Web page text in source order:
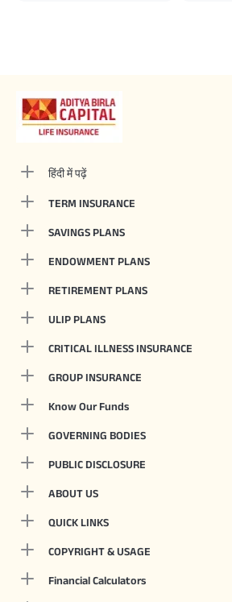
हिंदी में पढ़ें
TERM INSURANCE
SAVINGS PLANS
ENDOWMENT PLANS
RETIREMENT PLANS
ULIP PLANS
CRITICAL ILLNESS INSURANCE
GROUP INSURANCE
Know Our Funds
GOVERNING BODIES
PUBLIC DISCLOSURE
ABOUT US
QUICK LINKS
COPYRIGHT & USAGE
Financial Calculators